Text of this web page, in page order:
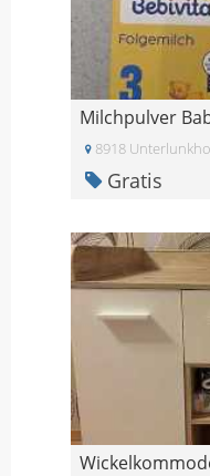
Milchpulver
8918
Gratis